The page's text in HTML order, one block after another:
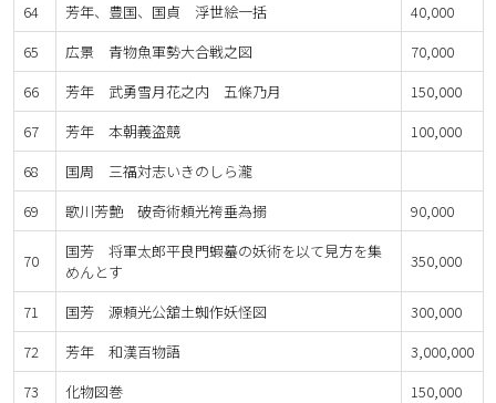
64
芳年、豊国、国貞 浮世絵一括
40,000
65
広景 青物魚軍勢大合戦之図
70,000
66
芳年 武勇雪月花之内 五條乃月
150,000
67
芳年 本朝義盗競
100,000
68
国周 三福対志いきのしら瀧
69
歌川芳艶 破奇術頼光袴垂為搦 90,000
70
国芳 将軍太郎平良門蝦蟇の妖術を以て見方を集
めんとす
350,000
71 国芳 源頼光公舘土蜘作妖怪図
300,000
72
芳年 和漢百物語
3,000,000
73
化物図巻
150,000